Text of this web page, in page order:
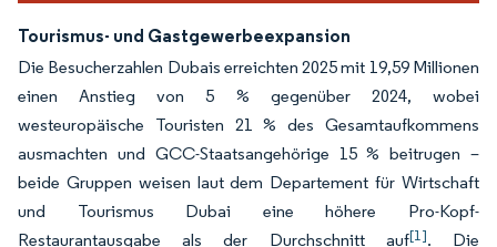
Tourismus- und Gastgewerbeexpansion
Die Besucherzahlen Dubais erreichten 2025 mit 19,59 Millionen
einen Anstieg von 5 % gegenüber 2024, wobei
westeuropäische Touristen 21 % des Gesamtaufkommens
ausmachten und GCC-Staatsangehörige 15 % beitrugen –
beide Gruppen weisen laut dem Departement für Wirtschaft
und Tourismus Dubai eine höhere Pro-Kopf-
Restaurantausgabe als der Durchschnitt auf[1]. Die